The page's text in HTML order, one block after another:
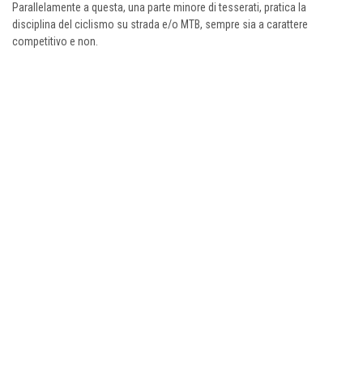
Parallelamente a questa, una parte minore di tesserati, pratica la
disciplina del ciclismo su strada e/o MTB, sempre sia a carattere
competitivo e non.